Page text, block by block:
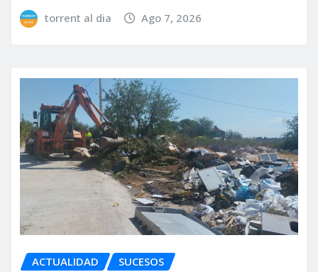
torrent al dia Ago 7, 2026
ACTUALIDAD SUCESOS